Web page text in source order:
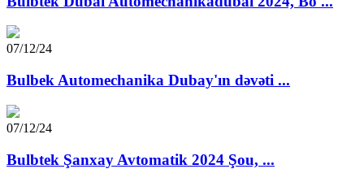
07/12/24
Bulbek Automechanika Dubay'ın dəvəti ...
07/12/24
Bulbtek Şanxay Avtomatik 2024 Şou, ...